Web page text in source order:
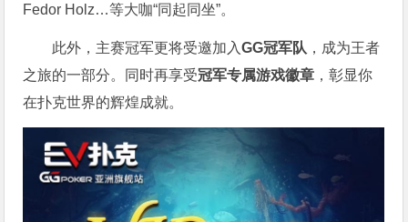
Fedor Holz…等大咖“同起同坐”。
此外，主赛冠军更将受邀加入GG冠军队 ，成为王者
之旅的一部分。同时再享受冠军专属游戏徽章 ，彰显你
在扑克世界的辉煌成就。